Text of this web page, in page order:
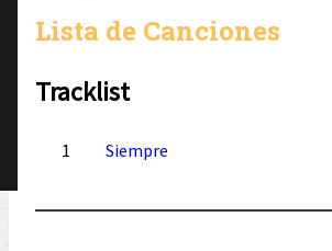
Lista de Canciones
Tracklist
1 Siempre